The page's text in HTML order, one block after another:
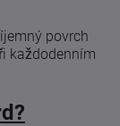
povrch
každodenním